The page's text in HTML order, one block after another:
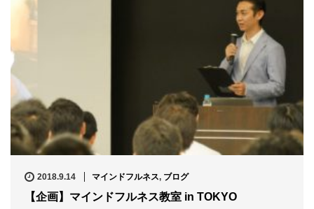
2018.9.14 マインドフルネス, ブログ
【企画】マインドフルネス教室 in TOKYO